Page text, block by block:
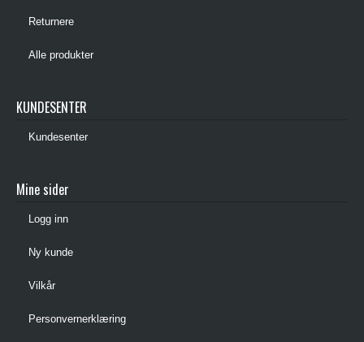
Returnere
Alle produkter
KUNDESENTER
Kundesenter
Mine sider
Logg inn
Ny kunde
Vilkår
Personvernerklæring